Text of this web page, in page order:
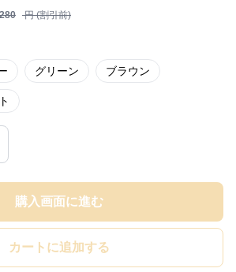
円 (割引前)
グリーン ブラウン
購入画面に進む
カートに追加する